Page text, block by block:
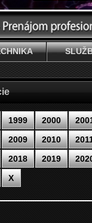
1999 2000
2009 2010
2018 2019
X